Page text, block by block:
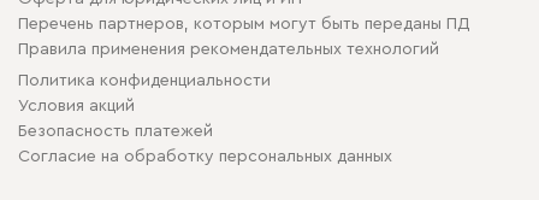
Перечень партнеров, которым могут быть переданы ПД
Правила применения рекомендательных технологий
Политика конфиденциальности
Условия акций
Безопасность платежей
Cогласие на обработку персональных данных